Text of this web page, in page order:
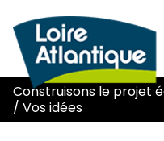
Construisons le projet
/ Vos idées